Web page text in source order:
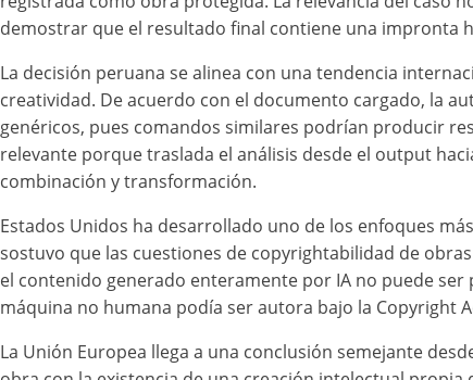
demostrar que el resultado final contiene una impronta
La decisión peruana se alinea con una tendencia
creatividad. De acuerdo con el documento cargado, la
genéricos, pues comandos similares podrían producir
relevante porque traslada el análisis desde el output
combinación y transformación.
Estados Unidos ha desarrollado uno de los enfoques
sostuvo que las cuestiones de copyrightabilidad de
el contenido generado enteramente por IA no puede
máquina no humana podía ser autora bajo la Copyright
La Unión Europea llega a una conclusión semejante